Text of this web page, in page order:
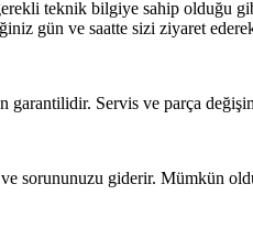
teknik bilgiye sahip olduğu
gün ve saatte sizi ziyaret ederek
garantilidir. Servis ve parça
giderir. Mümkün